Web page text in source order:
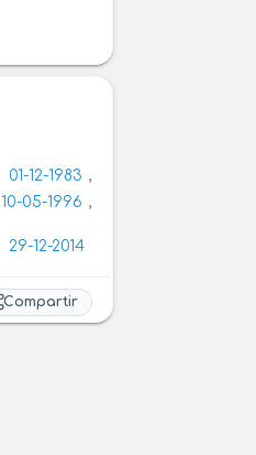
01-12-1983 ,
10-05-1996 ,
29-12-2014
Compartir